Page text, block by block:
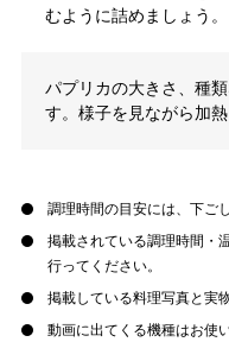
むように詰めましょう。
パプリカの大きさ、種
す。様子を見ながら加
調理時間の目安には、下ご
掲載されている調理時間・
行ってください。
掲載している料理写真と実
動画に出てくる機種はお使